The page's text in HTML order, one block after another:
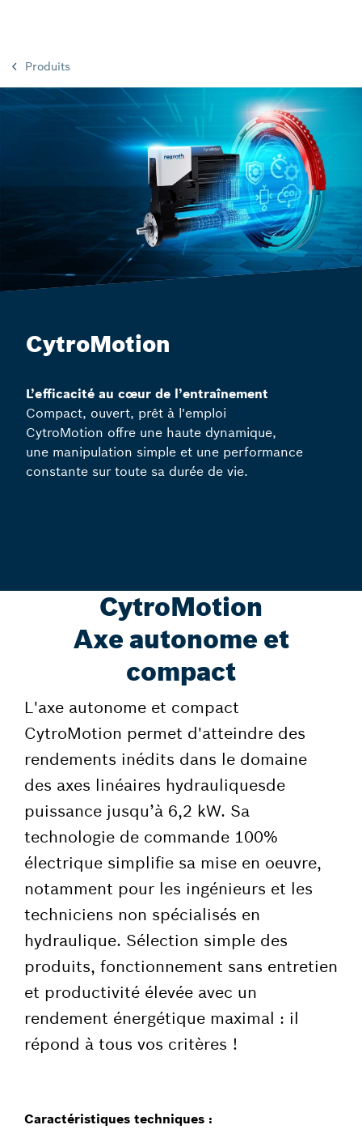
Produits
CytroMotion
L’efficacité au cœur de l’entraînement
Compact, ouvert, prêt à l'emploi
CytroMotion offre une haute dynamique,
une manipulation simple et une performance
constante sur toute sa durée de vie.
CytroMotion
Axe autonome et
compact
L'axe autonome et compact
CytroMotion permet d'atteindre des
rendements inédits dans le domaine
des axes linéaires hydrauliquesde
puissance jusqu’à 6,2 kW. Sa
technologie de commande 100%
électrique simplifie sa mise en oeuvre,
notamment pour les ingénieurs et les
techniciens non spécialisés en
hydraulique. Sélection simple des
produits, fonctionnement sans entretien
et productivité élevée avec un
rendement énergétique maximal : il
répond à tous vos critères !
Caractéristiques techniques :